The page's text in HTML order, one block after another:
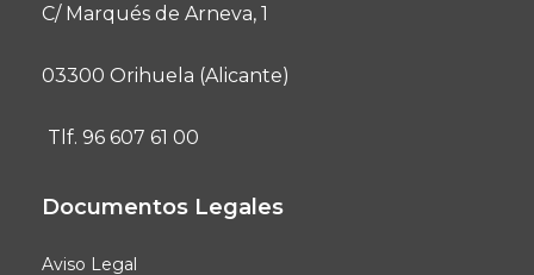
C/ Marqués de Arneva, 1
03300 Orihuela (Alicante)
Tlf. 96 607 61 00
Documentos Legales
Aviso Legal